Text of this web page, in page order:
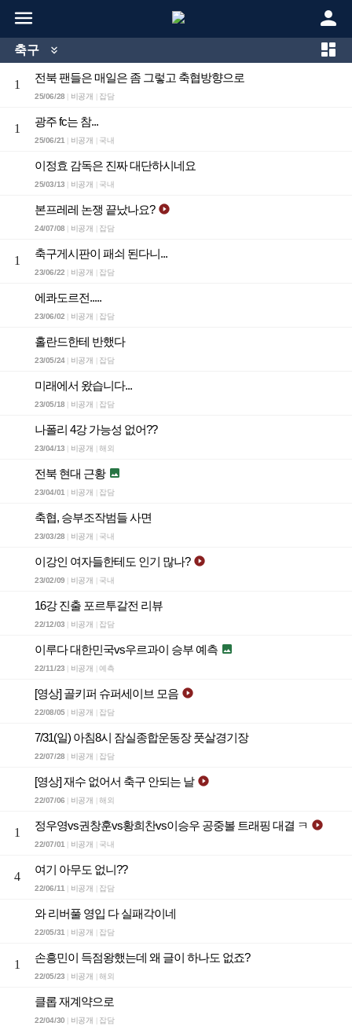
 
축구  
1
전북 팬들은 매일은 좀 그렇고 축협방향으로
25/06/28 비공개 잡담
1
광주 fc는 참...
25/06/21| 비공개 국내
이정효 감독은 진짜 대단하시네요
25/03/13 비공개 국내
본프레레 논쟁 끝났나요? 
24/07/08 비공개 잡담
1
축구게시판이 패쇠 된다니...
23/06/22 비공개 잡담
에콰도르전.....
23/06/02 비공개 잡담
홀란드한테 반했다
23/05/24| 비공개 잡담
미래에서 왔습니다...
23/05/18 비공개 잡담
나폴리 4강 가능성 없어??
23/04/13 비공개 해외
전북 현대 근황 
23/04/01| 비공개 잡담
축협, 승부조작범들 사면
23/03/28 비공개 국내
이강인 여자들한테도 인기 많나? 
23/02/09 비공개 국내
16강 진출 포르투갈전 리뷰
22/12/03 비공개 잡담
이루다 대한민국vs우르과이 승부 예측 
22/11/23 비공개 |예측
[영상] 골키퍼 슈퍼세이브 모음 
22/08/05| 비공개 잡담
7/31(일) 아침8시 잠실종합운동장 풋살경기장
22/07/28 비공개 잡담
[영상] 재수 없어서 축구 안되는 날 
22/07/06 비공개 해외
1
정우영vs권창훈vs황희찬vs이승우 공중볼 트래핑 대결 ㅋ 
22/07/01| 비공개 국내
4
여기 아무도 없니??
22/06/11| 비공개 잡담
와 리버풀 영입 다 실패각이네
22/05/31| 비공개 잡담
1
손흥민이 득점왕했는데 왜 글이 하나도 없죠?
22/05/23 비공개 해외
클롭 재계약으로
22/04/30 비공개 잡담